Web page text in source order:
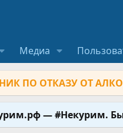
Медиа
ПО ОТКАЗУ ОТ
— #Некурим.